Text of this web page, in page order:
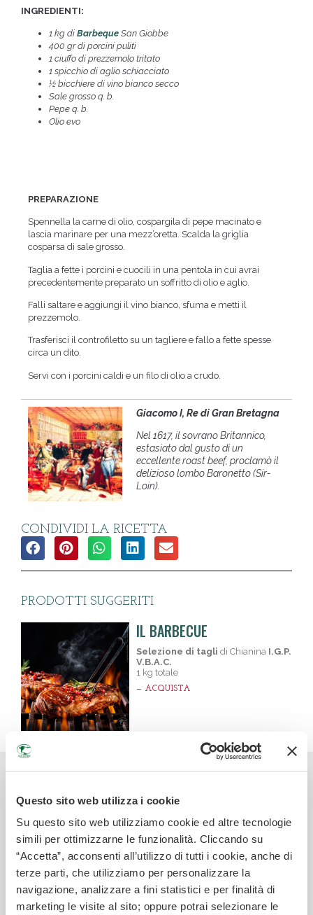
Questo sito web utilizza i cookie
Su questo sito web utilizziamo cookie ed altre tecnologie
simili per ottimizzarne le funzionalità. Cliccando su
“Accetta”, acconsenti all’utilizzo di tutti i cookie, anche di
terze parti, che utilizziamo per personalizzare la
navigazione, analizzare a fini statistici e per finalità di
marketing le visite al sito; oppure potrai selezionare le
INGREDIENTI:
1 kg di Barbeque San Giobbe
400 gr di porcini puliti
1 ciuffo di prezzemolo tritato
1 spicchio di aglio schiacciato
½ bicchiere di vino bianco secco
Sale grosso q. b.
Pepe q. b.
Olio evo
PREPARAZIONE
Spennella la carne di olio, cospargila di pepe macinato e
lascia marinare per una mezz’oretta. Scalda la griglia
cosparsa di sale grosso.
Taglia a fette i porcini e cuocili in una pentola in cui avrai
precedentemente preparato un soffritto di olio e aglio.
Falli saltare e aggiungi il vino bianco, sfuma e metti il
prezzemolo.
Trasferisci il controfiletto su un tagliere e fallo a fette spesse
circa un dito.
Servi con i porcini caldi e un filo di olio a crudo.
Giacomo I, Re di Gran Bretagna
Nel 1617, il sovrano Britannico,
estasiato dal gusto di un
eccellente roast beef, proclamò il
delizioso lombo Baronetto (Sir-
Loin).
CONDIVIDI LA RICETTA
PRODOTTI SUGGERITI
IL BARBECUE
Selezione di tagli di Chianina I.G.P.
V.B.A.C.
1 kg totale
— ACQUISTA
Archivio Ricette
Il Ragù di Luigi XIV